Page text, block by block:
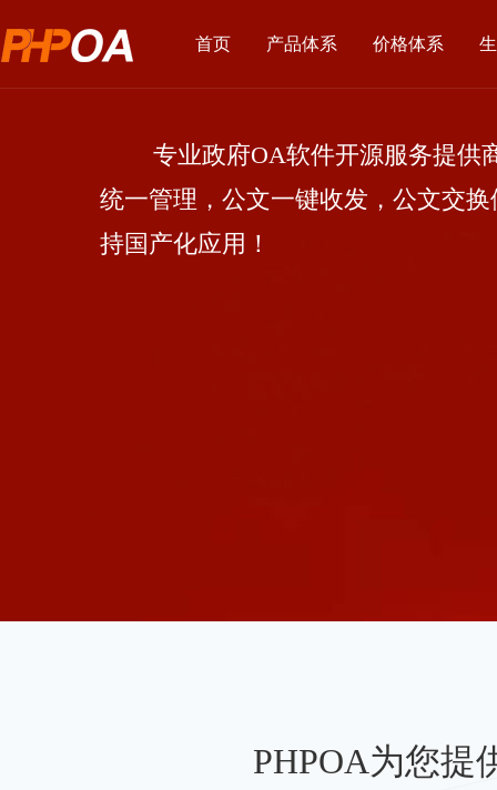
首页 产品体系 价格体系
专业政府OA软件开源服务提供商
统一管理，公文一键收发，公文交
持国产化应用！
PHPOA为您提